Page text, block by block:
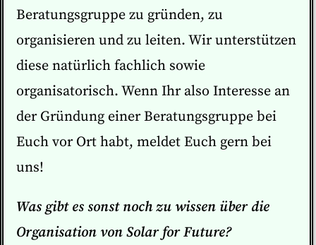
Beratungsgruppe zu gründen, zu
organisieren und zu leiten. Wir unterstützen
diese natürlich fachlich sowie
organisatorisch. Wenn Ihr also Interesse an
der Gründung einer Beratungsgruppe bei
Euch vor Ort habt, meldet Euch gern bei
uns!
Was gibt es sonst noch zu wissen über die
Organisation von Solar for Future?